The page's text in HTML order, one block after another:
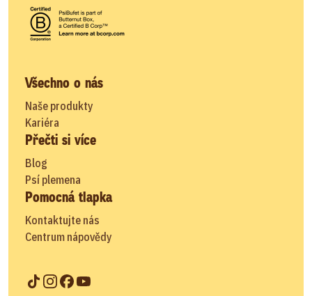
Všechno o nás
Naše produkty
Kariéra
Přečti si více
Blog
Psí plemena
Pomocná tlapka
Kontaktujte nás
Centrum nápovědy